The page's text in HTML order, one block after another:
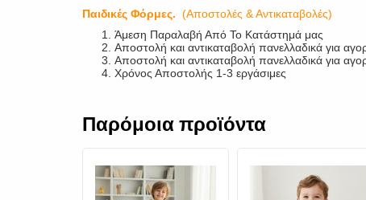
Παιδικές Φόρμες. (Αποστολές & Αντικαταβολές)
Άμεση Παραλαβή Από Το Κατάστημά μας
Αποστολή και αντικαταβολή πανελλαδικά για
Αποστολή και αντικαταβολή πανελλαδικά για
Χρόνος Αποστολής 1-3 εργάσιμες
Παρόμοια προϊόντα